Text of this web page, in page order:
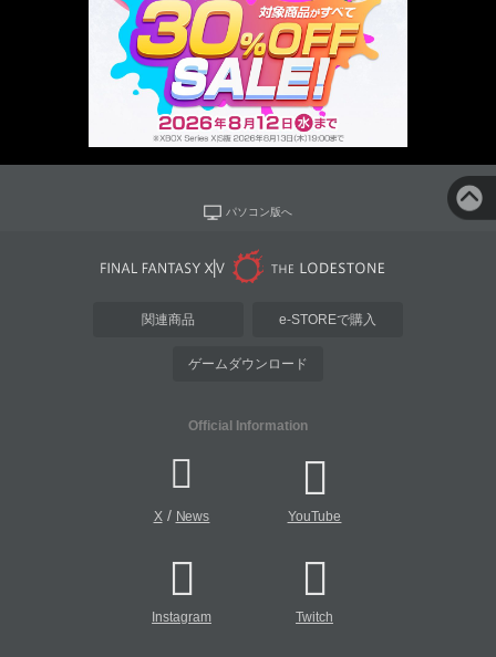
パソコン版へ
関連商品 e-STOREで購入
ゲームダウンロード
Official Information
X/ News YouTube
Instagram Twitch